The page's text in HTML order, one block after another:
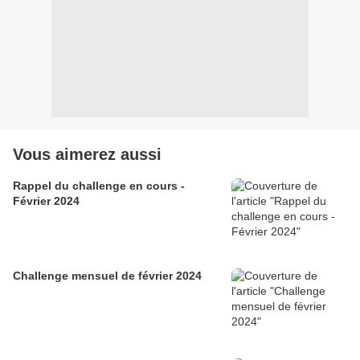
Vous aimerez aussi
Rappel du challenge en cours -
Février 2024
Challenge mensuel de février 2024